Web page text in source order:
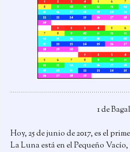
1 de
Hoy, 25 de junio de 2017, es el
La Luna está en el Pequeño